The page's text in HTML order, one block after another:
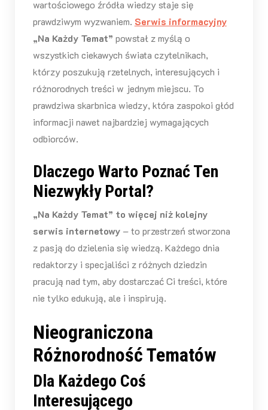
wartościowego źródła wiedzy staje się
prawdziwym wyzwaniem. Serwis informacyjny
„Na Każdy Temat” powstał z myślą o
wszystkich ciekawych świata czytelnikach,
którzy poszukują rzetelnych, interesujących i
różnorodnych treści w jednym miejscu. To
prawdziwa skarbnica wiedzy, która zaspokoi głód
informacji nawet najbardziej wymagających
odbiorców.
Dlaczego Warto Poznać Ten
Niezwykły Portal?
„Na Każdy Temat” to więcej niż kolejny
serwis internetowy– to przestrzeń stworzona
z pasją do dzielenia się wiedzą. Każdego dnia
redaktorzy i specjaliści z różnych dziedzin
pracują nad tym, aby dostarczać Ci treści, które
nie tylko edukują, ale i inspirują.
Nieograniczona
Różnorodność Tematów
Dla Każdego Coś
Interesującego